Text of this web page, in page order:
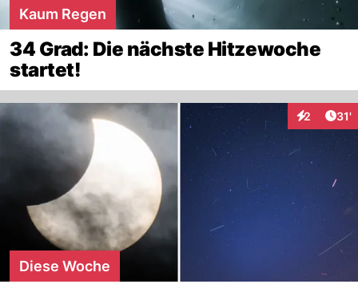
Kaum Regen
34 Grad: Die nächste Hitzewoche
startet!
2 31'
Diese Woche